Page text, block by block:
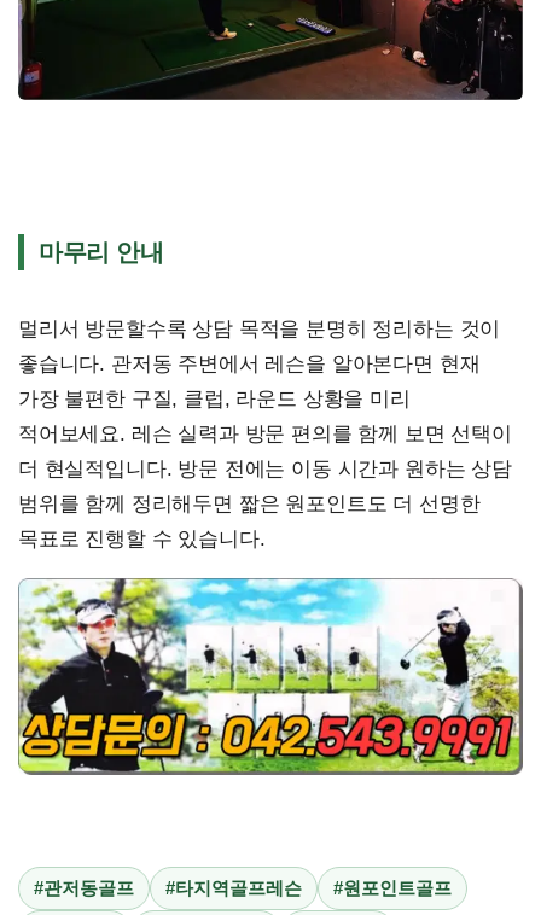
마무리 안내
멀리서 방문할수록 상담 목적을 분명히 정리하는 것이
좋습니다. 관저동 주변에서 레슨을 알아본다면 현재
가장 불편한 구질, 클럽, 라운드 상황을 미리
적어보세요. 레슨 실력과 방문 편의를 함께 보면 선택이
더 현실적입니다. 방문 전에는 이동 시간과 원하는 상담
범위를 함께 정리해두면 짧은 원포인트도 더 선명한
목표로 진행할 수 있습니다.
#관저동골프 #타지역골프레슨 #원포인트골프